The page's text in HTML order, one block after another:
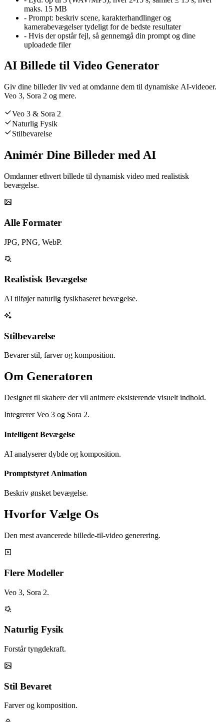
maks. 15 MB
- Prompt: beskriv scene, karakterhandlinger og
kamerabevægelser tydeligt for de bedste resultater
- Hvis der opstår fejl, så gennemgå din prompt og dine
uploadede filer
AI Billede til Video Generator
Giv dine billeder liv ved at omdanne dem til dynamiske AI-videoer.
Veo 3, Sora 2 og mere.
Veo 3 & Sora 2
Naturlig Fysik
Stilbevarelse
Animér Dine Billeder med AI
Omdanner ethvert billede til dynamisk video med realistisk
bevægelse.
Alle Formater
JPG, PNG, WebP.
Realistisk Bevægelse
AI tilføjer naturlig fysikbaseret bevægelse.
Stilbevarelse
Bevarer stil, farver og komposition.
Om Generatoren
Designet til skabere der vil animere eksisterende visuelt indhold.
Integrerer Veo 3 og Sora 2.
Intelligent Bevægelse
AI analyserer dybde og komposition.
Promptstyret Animation
Beskriv ønsket bevægelse.
Hvorfor Vælge Os
Den mest avancerede billede-til-video generering.
Flere Modeller
Veo 3, Sora 2.
Naturlig Fysik
Forstår tyngdekraft.
Stil Bevaret
Farver og komposition.